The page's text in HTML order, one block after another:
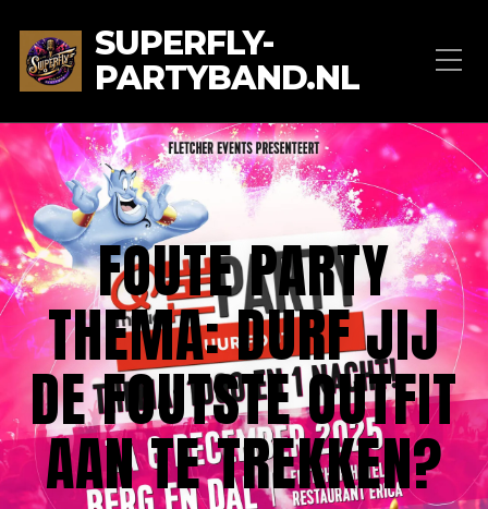
SUPERFLY-
PARTYBAND.NL
FOUTE PARTY
THEMA: DURF JIJ
DE FOUTSTE OUTFIT
AAN TE TREKKEN?